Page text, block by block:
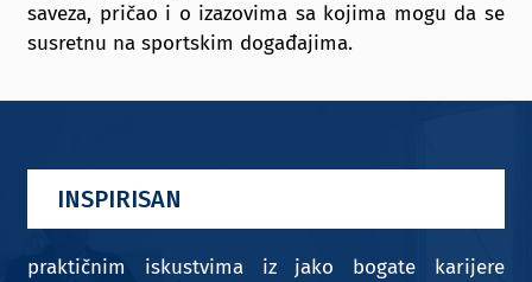
saveza, pričao i o izazovima sa kojima mogu da se
susretnu na sportskim događajima.
INSPIRISAN
praktičnim iskustvima iz jako bogate karijere